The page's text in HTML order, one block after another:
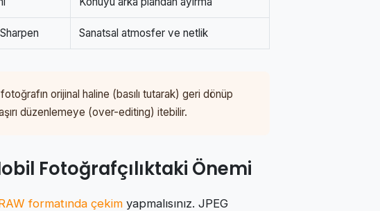
Sanatsal atmosfer ve netlik
orijinal haline (basılı tutarak) geri dönüp
düzenlemeye (over-editing) itebilir.
Fotoğrafçılıktaki Önemi
formatında çekim yapmalısınız. JPEG